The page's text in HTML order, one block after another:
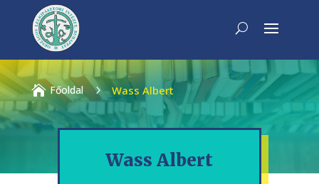
 Főoldal 5 Wass Albert
Wass Albert